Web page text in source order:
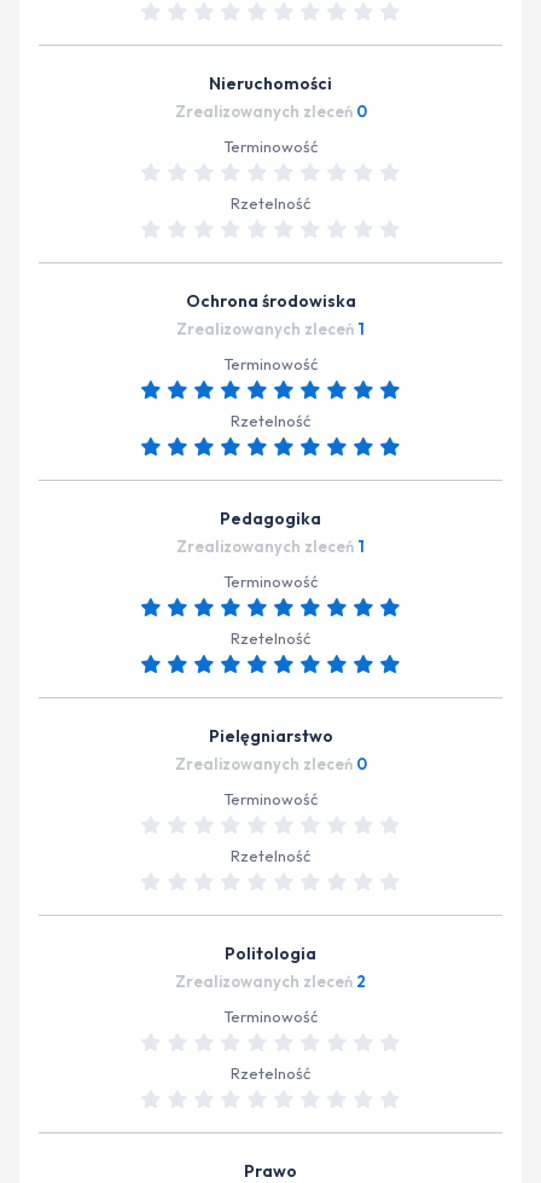
Nieruchomości
Zrealizowanych zleceń 0
Terminowość
Rzetelność
Ochrona środowiska
Zrealizowanych zleceń 1
Terminowość
Rzetelność
Pedagogika
Zrealizowanych zleceń 1
Terminowość
Rzetelność
Pielęgniarstwo
Zrealizowanych zleceń 0
Terminowość
Rzetelność
Politologia
Zrealizowanych zleceń 2
Terminowość
Rzetelność
Prawo